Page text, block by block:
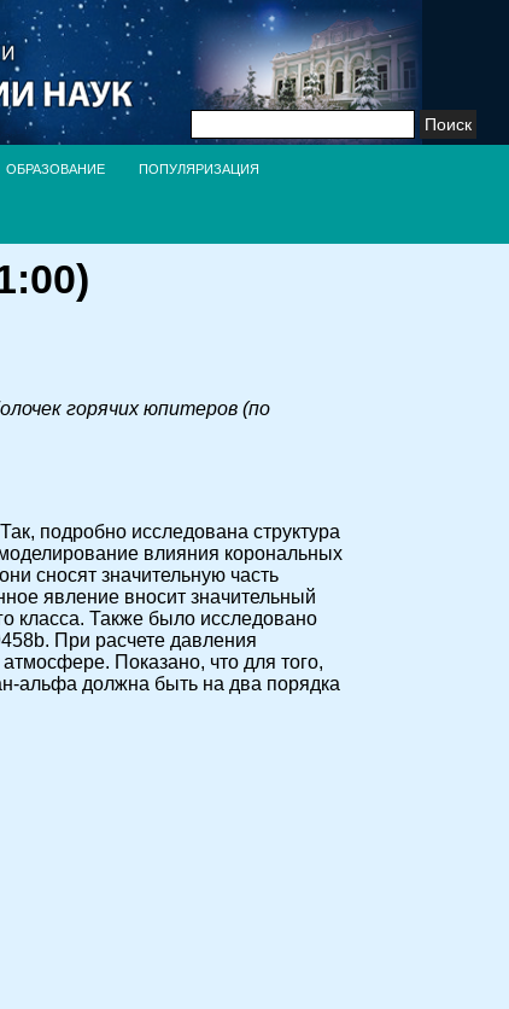
Найти:
ОБРАЗОВАНИЕ ПОПУЛЯРИЗАЦИЯ
горячих юпитеров (по
подробно исследована структура
влияния корональных
сносят значительную часть
явление вносит значительный
класса. Также было исследовано
При расчете давления
Показано, что для того,
альфа должна быть на два порядка